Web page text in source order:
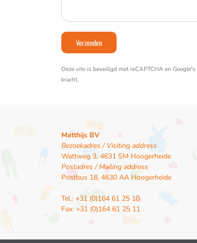
Deze site is beveiligd met reCAPTCHA en Google's
kracht.
Matthijs BV
Bezoekadres / Visiting address
Wattweg 3, 4631 SM Hoogerheide
Postadres / Mailing address
Postbus 18, 4630 AA Hoogerheide
Tel.: +31 (0)164 61 25 10
Fax: +31 (0)164 61 25 11